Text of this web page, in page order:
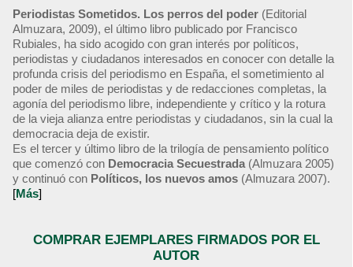
Periodistas Sometidos. Los perros del poder (Editorial
Almuzara, 2009), el último libro publicado por Francisco
Rubiales, ha sido acogido con gran interés por políticos,
periodistas y ciudadanos interesados en conocer con detalle la
profunda crisis del periodismo en España, el sometimiento al
poder de miles de periodistas y de redacciones completas, la
agonía del periodismo libre, independiente y crítico y la rotura
de la vieja alianza entre periodistas y ciudadanos, sin la cual la
democracia deja de existir.
Es el tercer y último libro de la trilogía de pensamiento político
que comenzó con Democracia Secuestrada (Almuzara 2005)
y continuó con Políticos, los nuevos amos (Almuzara 2007).
[Más]
COMPRAR EJEMPLARES FIRMADOS POR EL
AUTOR